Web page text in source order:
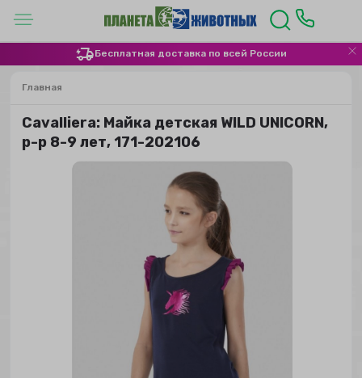
Бесплатная доставка по всей России
Главная
Сavalliera: Майка детская WILD UNICORN,
р-р 8-9 лет, 171-202106